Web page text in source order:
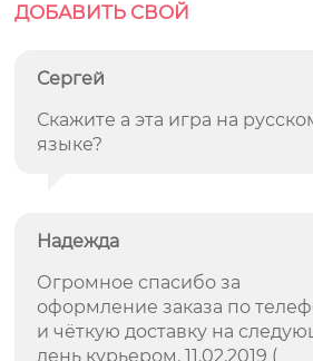
ДОБАВИТЬ СВОЙ
Сергей
Скажите а эта игра на
языке?
Надежда
Огромное спасибо за
оформление заказа по
и чёткую доставку на
день курьером. 11.02.2019 (